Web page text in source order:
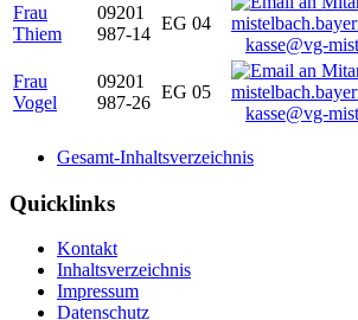
Frau
Thiem
09201
987-14
EG 04
kasse@vg-
Frau
Vogel
09201
987-26
EG 05
kasse@vg-
Gesamt-Inhaltsverzeichnis
Quicklinks
Kontakt
Inhaltsverzeichnis
Impressum
Datenschutz